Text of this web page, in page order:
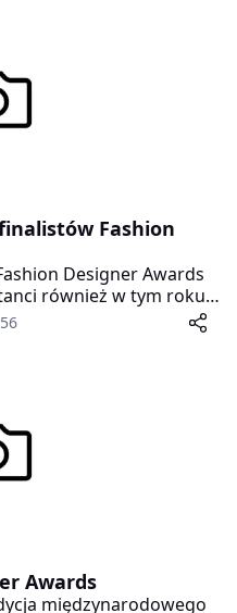
Fashion
Designer Awards
również w tym roku
zakątków Polski i
a także
w Lizbońskim
do Centrum Stylu
się koncepty
Awards
międzynarodowego